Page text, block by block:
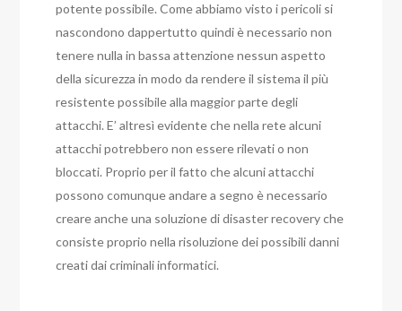
potente possibile. Come abbiamo visto i pericoli si
nascondono dappertutto quindi è necessario non
tenere nulla in bassa attenzione nessun aspetto
della sicurezza in modo da rendere il sistema il più
resistente possibile alla maggior parte degli
attacchi. E’ altresì evidente che nella rete alcuni
attacchi potrebbero non essere rilevati o non
bloccati. Proprio per il fatto che alcuni attacchi
possono comunque andare a segno è necessario
creare anche una soluzione di disaster recovery che
consiste proprio nella risoluzione dei possibili danni
creati dai criminali informatici.